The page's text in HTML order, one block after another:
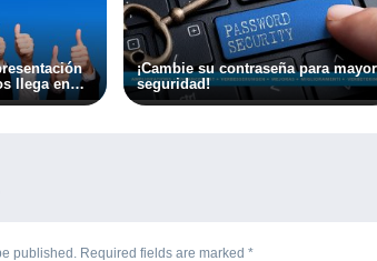
llega en
¡Cambie su contraseña para mayor
seguridad!
published. Required fields are marked *